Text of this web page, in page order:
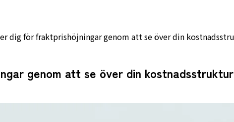
dig för fraktprishöjningar genom att se över din
genom att se över din kostnadsstruktur